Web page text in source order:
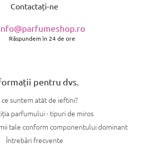
Contactați-ne
Răspundem în 24 de ore
pentru dvs.
ce suntem atât de ieftini?
parfumului - tipuri de miros
tale conform componentului dominant
Întrebări frecvente